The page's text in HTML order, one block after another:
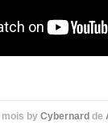
mois by Cybernard de